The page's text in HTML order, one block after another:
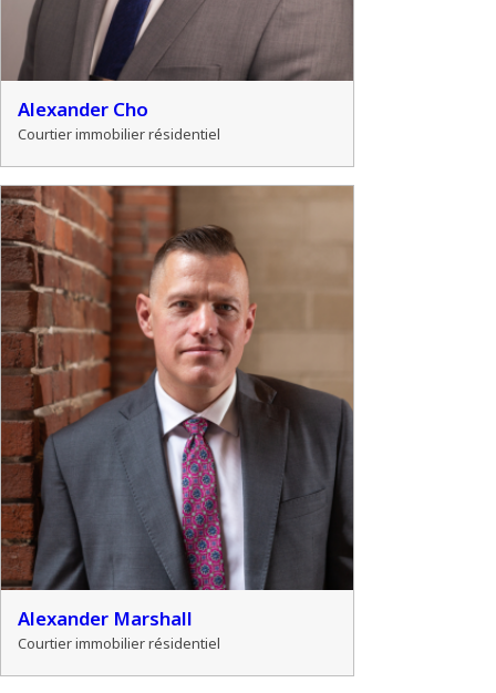
Alexander Cho
Courtier immobilier résidentiel
Alexander Marshall
Courtier immobilier résidentiel